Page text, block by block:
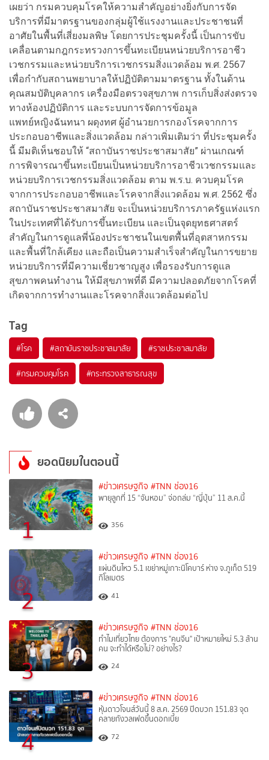
เผยว่า กรมควบคุมโรคให้ความสำคัญอย่างยิ่งกับการจัด
บริการที่มีมาตรฐานของกลุ่มผู้ใช้แรงงานและประชาชนที่
อาศัยในพื้นที่เสี่ยงมลพิษ โดยการประชุมครั้งนี้ เป็นการขับ
เคลื่อนตามกฎกระทรวงการขึ้นทะเบียนหน่วยบริการอาชีว
เวชกรรมและหน่วยบริการเวชกรรมสิ่งแวดล้อม พ.ศ. 2567
เพื่อกำกับสถานพยาบาลให้ปฏิบัติตามมาตรฐาน ทั้งในด้าน
คุณสมบัติบุคลากร เครื่องมือตรวจสุขภาพ การเก็บสิ่งส่งตรวจ
ทางห้องปฏิบัติการ และระบบการจัดการข้อมูล
แพทย์หญิงฉันทนา ผดุงทศ ผู้อำนวยการกองโรคจากการ
ประกอบอาชีพและสิ่งแวดล้อม กล่าวเพิ่มเติมว่า ที่ประชุมครั้ง
นี้ มีมติเห็นชอบให้ “สถาบันราชประชาสมาสัย” ผ่านเกณฑ์
การพิจารณาขึ้นทะเบียนเป็นหน่วยบริการอาชีวเวชกรรมและ
หน่วยบริการเวชกรรมสิ่งแวดล้อม ตาม พ.ร.บ. ควบคุมโรค
จากการประกอบอาชีพและโรคจากสิ่งแวดล้อม พ.ศ. 2562 ซึ่ง
สถาบันราชประชาสมาสัย จะเป็นหน่วยบริการภาครัฐแห่งแรก
ในประเทศที่ได้รับการขึ้นทะเบียน และเป็นจุดยุทธศาสตร์
สำคัญในการดูแลพี่น้องประชาชนในเขตพื้นที่อุตสาหกรรม
และพื้นที่ใกล้เคียง และถือเป็นความสำเร็จสำคัญในการขยาย
หน่วยบริการที่มีความเชี่ยวชาญสูง เพื่อรองรับการดูแล
สุขภาพคนทำงาน ให้มีสุขภาพที่ดี มีความปลอดภัยจากโรคที่
เกิดจากการทำงานและโรคจากสิ่งแวดล้อมต่อไป
Tag
#โรค #สถาบันราชประชาสมาสัย #ราชประชาสมาสัย
#กรมควบคุมโรค #กระทรวงสาธารณสุข
ยอดนิยมในตอนนี้
1
#ข่าวเศรษฐกิจ #TNN ช่อง16
พายุลูกที่ 15 “จันหอม” จ่อถล่ม “ญี่ปุ่น” 11 ส.ค.นี้
356
2
#ข่าวเศรษฐกิจ #TNN ช่อง16
แผ่นดินไหว 5.1 เขย่าหมู่เกาะนิโคบาร์ ห่าง จ.ภูเก็ต 519
กิโลเมตร
41
3
#ข่าวเศรษฐกิจ #TNN ช่อง16
ทำไมเที่ยวไทย ต้องการ "คนจีน" เป้าหมายใหม่ 5.3 ล้าน
คน จะทำได้หรือไม่? อย่างไร?
24
4
#ข่าวเศรษฐกิจ #TNN ช่อง16
หุ้นดาวโจนส์วันนี้ 8 ส.ค. 2569 ปิดบวก 151.83 จุด
คลายกังวลเฟดขึ้นดอกเบี้ย
72